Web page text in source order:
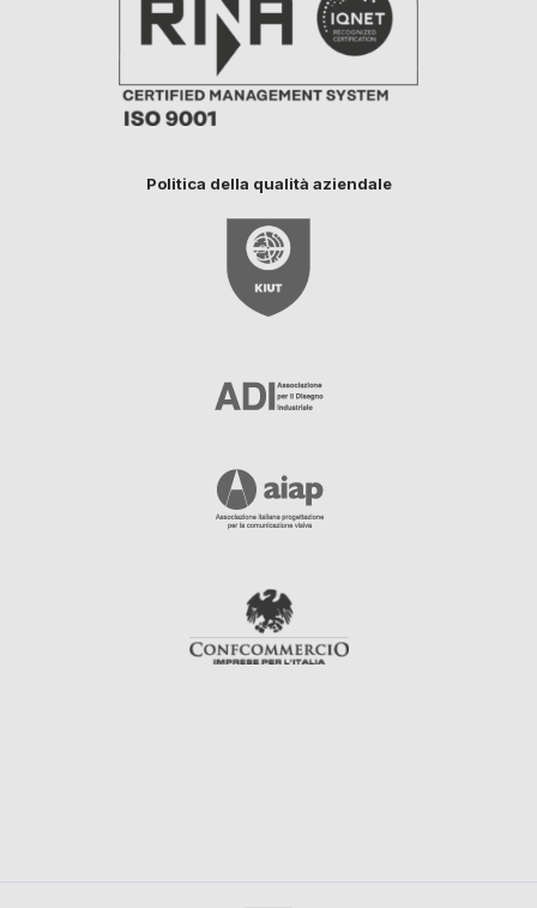
Politica della qualità aziendale